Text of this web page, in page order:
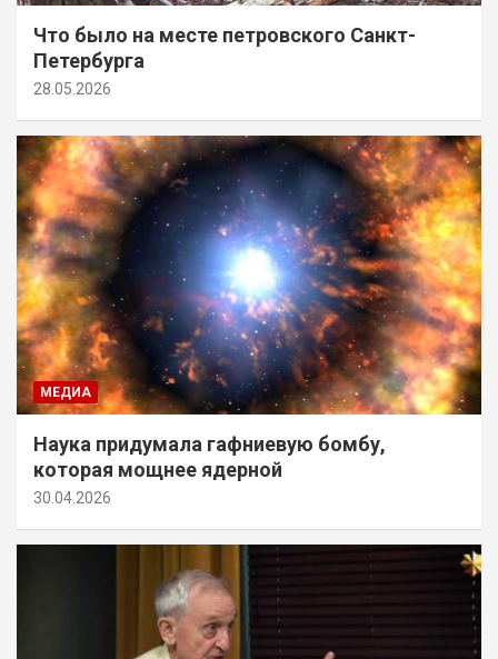
Что было на месте петровского Санкт-
Петербурга
28.05.2026
МЕДИА
Наука придумала гафниевую бомбу,
которая мощнее ядерной
30.04.2026